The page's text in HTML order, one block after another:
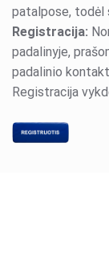
patalpose, todėl
Registracija:
padalinyje,
padalinio
Registracija